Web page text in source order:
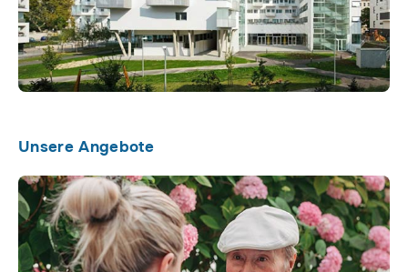
Unsere Angebote